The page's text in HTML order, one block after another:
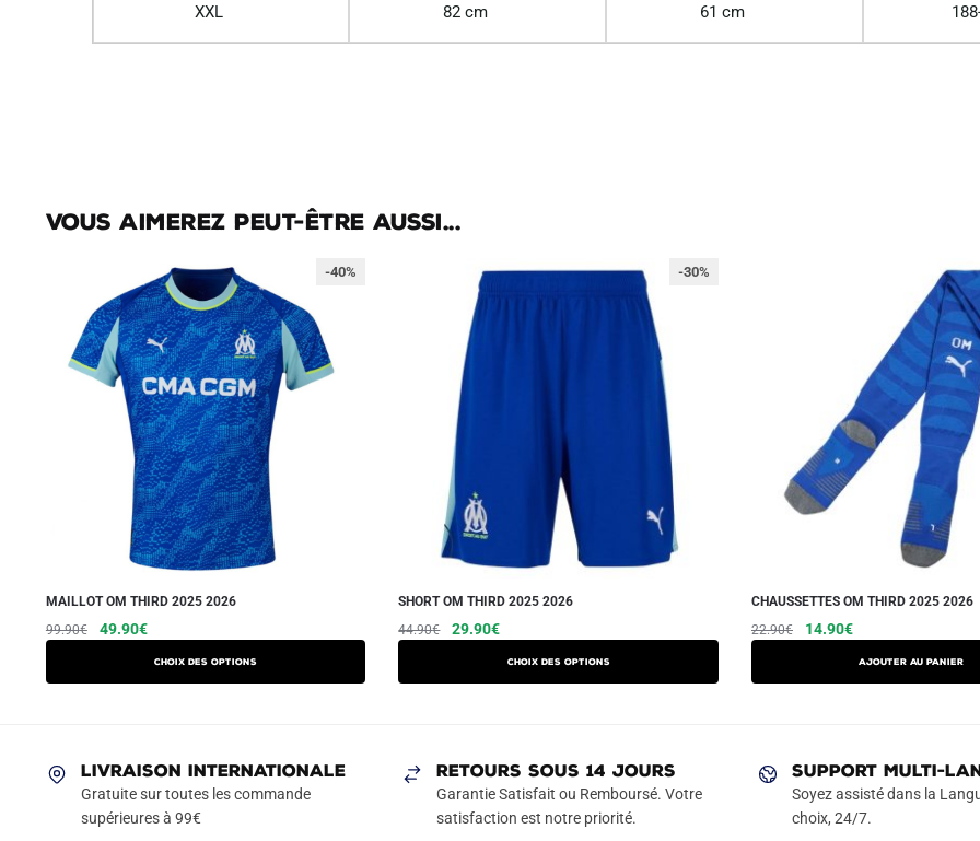
XXL 82 cm 61 cm
Vous aimerez peut-être aussi...
-40%
MAILLOT OM THIRD 2025 2026
99.90€
Le
49.90€Le
Choix des options
Ce
produit
a
Les
options
peuvent
-30%
SHORT OM THIRD 2025 2026
44.90€
Le
29.90€Le
Choix des options
Ce
produit
a
Les
options
peuvent
CHAUSSETTES OM THIRD 2025 2026
22.90€
Le
14.90€Le
Ajouter au panier
LIVRAISON INTERNATIONALE
Gratuite sur toutes les commande
supérieures à 99€
RETOURS SOUS 14 JOURS
Garantie Satisfait ou Remboursé. Votre
satisfaction est notre priorité.
SUPPORT MULTI-
Soyez assisté dans la
choix, 24/7.